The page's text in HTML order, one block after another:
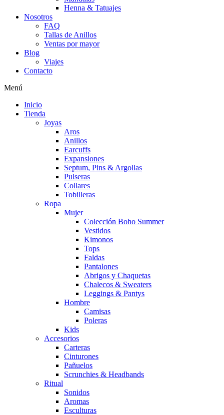
Henna & Tatuajes
Nosotros
FAQ
Tallas de Anillos
Ventas por mayor
Blog
Viajes
Contacto
Menú
Inicio
Tienda
Joyas
Aros
Anillos
Earcuffs
Expansiones
Septum, Pins & Argollas
Pulseras
Collares
Tobilleras
Ropa
Mujer
Colección Boho Summer
Vestidos
Kimonos
Tops
Faldas
Pantalones
Abrigos y Chaquetas
Chalecos & Sweaters
Leggings & Pantys
Hombre
Camisas
Poleras
Kids
Accesorios
Carteras
Cinturones
Pañuelos
Scrunchies & Headbands
Ritual
Sonidos
Aromas
Esculturas